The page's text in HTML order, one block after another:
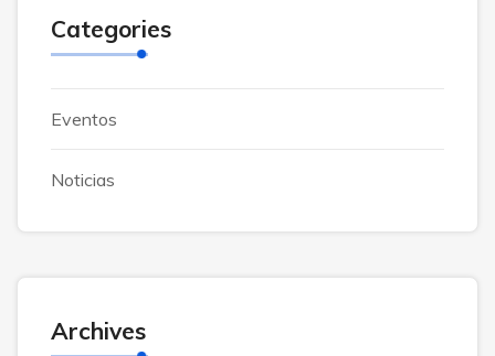
Categories
Eventos
Noticias
Archives